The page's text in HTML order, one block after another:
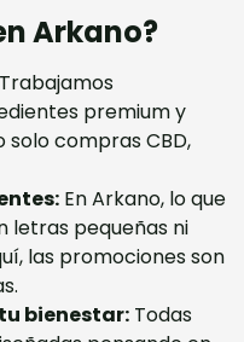
Arkano?
Trabajamos
premium y
compras CBD,
En Arkano, lo que
letras pequeñas ni
las promociones son
bienestar: Todas